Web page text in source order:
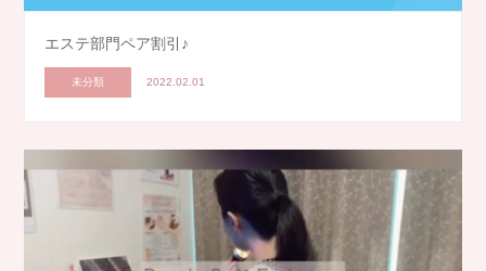
エステ部門ペア割引♪
未分類 2022.02.01